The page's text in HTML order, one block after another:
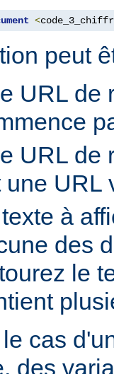
<
peut
URL de
URL de
une URL
à
des
le
cas
des